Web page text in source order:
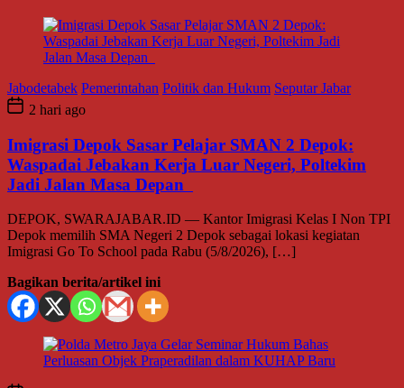
Jabodetabek Pemerintahan Politik dan Hukum Seputar Jabar
2 hari ago
Imigrasi Depok Sasar Pelajar SMAN 2 Depok:
Waspadai Jebakan Kerja Luar Negeri, Poltekim
Jadi Jalan Masa Depan
DEPOK, SWARAJABAR.ID — Kantor Imigrasi Kelas I Non TPI
Depok memilih SMA Negeri 2 Depok sebagai lokasi kegiatan
Imigrasi Go To School pada Rabu (5/8/2026), […]
Bagikan berita/artikel ini